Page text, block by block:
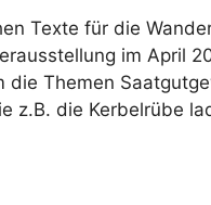
Texte für die
im April
Themen
die Kerbelrübe